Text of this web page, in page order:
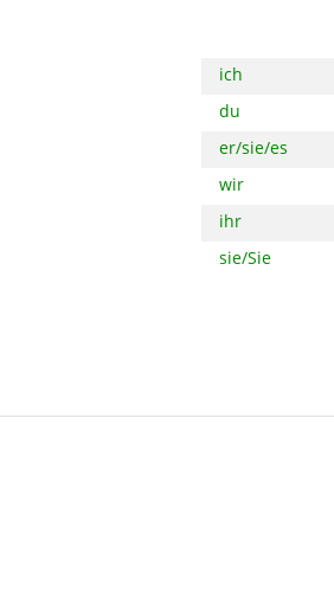
ich
du
er/sie/es
wir
ihr
sie/Sie